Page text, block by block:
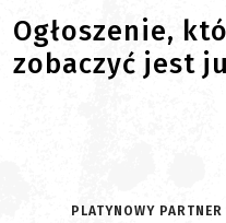
Ogłoszenie,
zobaczyć jest
PLATYNOWY PARTNER